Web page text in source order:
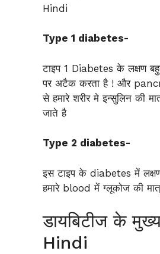
Hindi
Type 1 diabetes-
टाइप 1 Diabetes के लक्षण
पर अटैक करता है ! और
से हमारे शरीर मे इन्सुलिन की
जाते है
Type 2 diabetes-
इस टाइप के diabetes में लक्षण
हमारे blood में ग्लूकोज की
डायबिटीज के
Hindi